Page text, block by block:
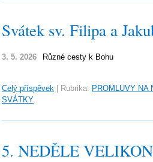
Svátek sv. Filipa a
3. 5. 2026 Různé cesty k Bohu
Celý příspěvek Rubrika: PROMLUVY NA
SVÁTKY
5. NEDĚLE